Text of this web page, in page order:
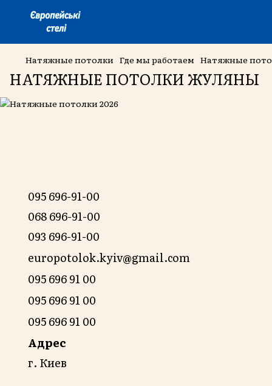
Натяжные потолки Где мы работаем Натяжные
НАТЯЖНЫЕ ПОТОЛКИ ЖУЛЯНЫ
095 696-91-00
068 696-91-00
093 696-91-00
europotolok.kyiv@gmail.com
095 696 91 00
095 696 91 00
095 696 91 00
Адрес
г. Киев